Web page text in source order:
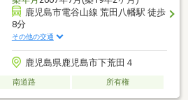
鹿児島市電谷山線 荒田八幡駅 徒歩
8分
その他の交通
鹿児島県鹿児島市下荒田４
南道路 所有権